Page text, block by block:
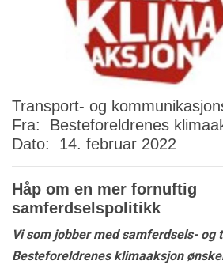
Transport- og
Fra: Besteforeldrenes
Dato: 14. februar 2022
Håp om en mer fornuftig
samferdselspolitikk
Vi som jobber med samferdsels- og
Besteforeldrenes klimaaksjon